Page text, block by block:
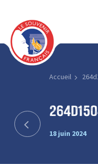
Accueil
18 juin 2024